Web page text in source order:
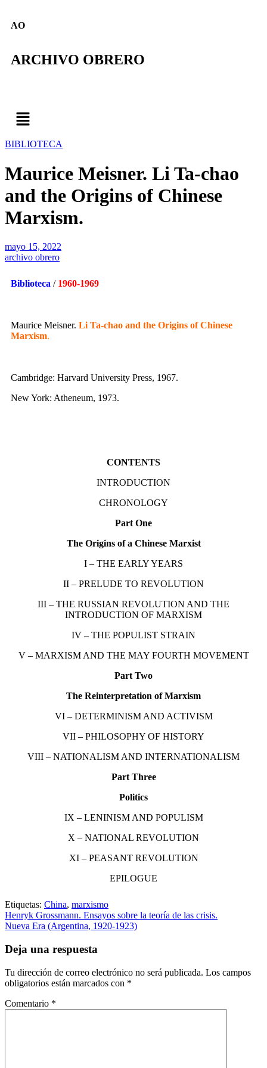
AO
ARCHIVO OBRERO
BIBLIOTECA
Maurice Meisner. Li Ta-chao
and the Origins of Chinese
Marxism.
mayo 15, 2022
archivo obrero
Biblioteca / 1960-1969
Maurice Meisner. Li Ta-chao and the Origins of Chinese
Marxism.
Cambridge: Harvard University Press, 1967.
New York: Atheneum, 1973.
CONTENTS
INTRODUCTION
CHRONOLOGY
Part One
The Origins of a Chinese Marxist
I – THE EARLY YEARS
II – PRELUDE TO REVOLUTION
III – THE RUSSIAN REVOLUTION AND THE
INTRODUCTION OF MARXISM
IV – THE POPULIST STRAIN
V – MARXISM AND THE MAY FOURTH MOVEMENT
Part Two
The Reinterpretation of Marxism
VI – DETERMINISM AND ACTIVISM
VII – PHILOSOPHY OF HISTORY
VIII – NATIONALISM AND INTERNATIONALISM
Part Three
Politics
IX – LENINISM AND POPULISM
X – NATIONAL REVOLUTION
XI – PEASANT REVOLUTION
EPILOGUE
Etiquetas: China, marxismo
Henryk Grossmann. Ensayos sobre la teoría de las crisis.
Nueva Era (Argentina, 1920-1923)
Deja una respuesta
Tu dirección de correo electrónico no será publicada. Los campos
obligatorios están marcados con *
Comentario *